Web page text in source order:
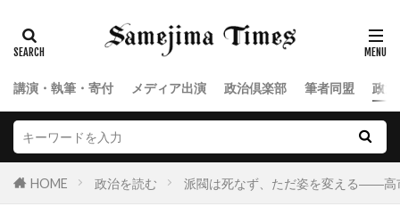
講演・執筆・寄付 メディア出演 政治倶楽部 筆者同盟 政
HOME 政治を読む 派閥は死なず、ただ姿を変える――高